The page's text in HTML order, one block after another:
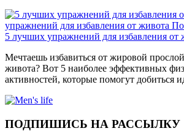
упражнений для избавления от живота
5 лучших упражнений для избавления от
Мечтаешь избавиться от жировой
живота? Вот 5 наиболее эффективных
активностей, которые помогут добиться
ПОДПИШИСЬ НА РАССЫЛКУ